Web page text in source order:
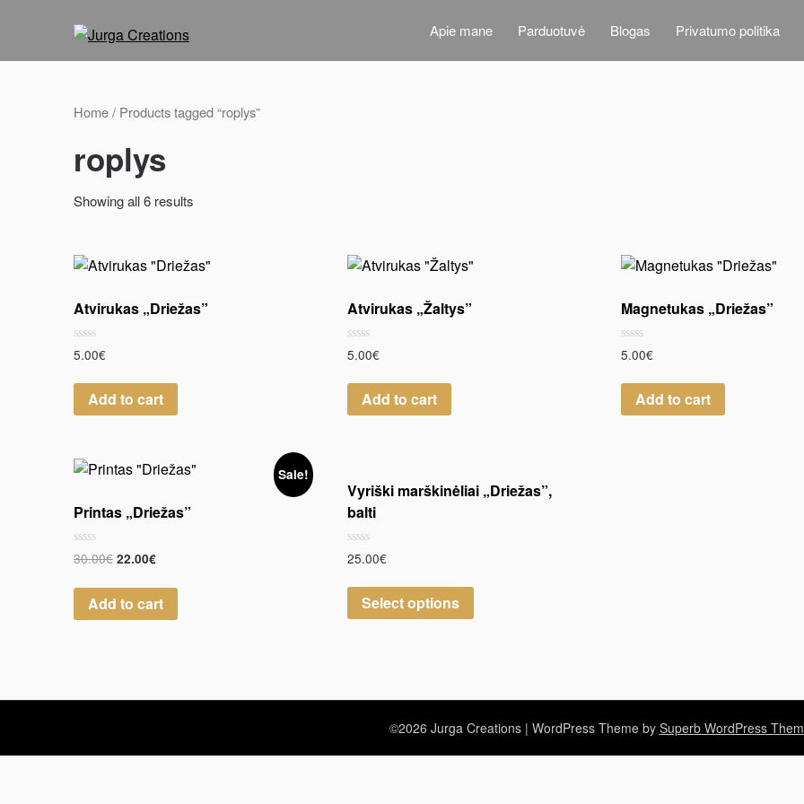
Apie mane Parduotuvė Blogas Privatumo politika
Home/ Products tagged “roplys”
roplys
Showing all 6 results
Atvirukas „Driežas”
Rated
0
of
5.00€
Add to cart
Atvirukas „Žaltys”
Rated
0
of
5.00€
Add to cart
Magnetukas „Driežas”
Rated
0
of
5.00€
Add to cart
Sale!
Printas „Driežas”
Rated
0
of
30.00€ 22.00€
Add to cart
Vyriški marškinėliai „Driežas”,
balti
Rated
0
of
25.00€
Select options
©2026 Jurga Creations | WordPress Theme by Superb WordPress